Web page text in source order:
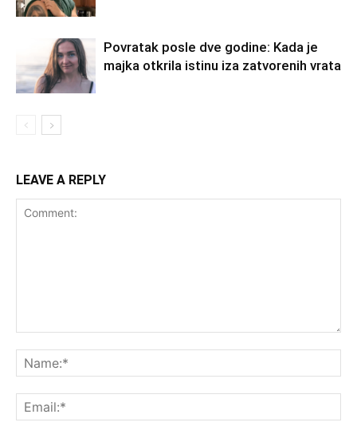
Povratak posle dve godine: Kada je
majka otkrila istinu iza zatvorenih vrata
LEAVE A REPLY